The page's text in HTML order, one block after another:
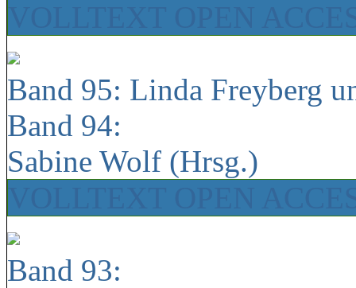
Band 95: Linda Freyberg
Band 94:
Sabine Wolf (Hrsg.)
Band 93: